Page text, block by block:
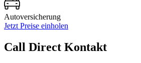
Autoversicherung
Jetzt Preise einholen
Call Direct Kontakt